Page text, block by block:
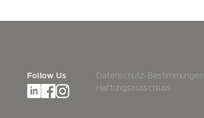
Follow Us
Datenschutz-Bestimmungen
Haftungsausschluss